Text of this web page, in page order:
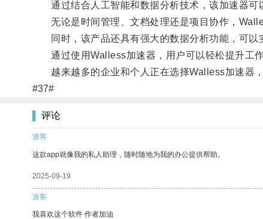
通过结合人工智能和数据分析技术，该加速器可
无论是时间管理、文档处理还是项目协作，
同时，该产品还具有强大的数据分析功能，可以
通过使用Walless加速器，用户可以轻松提升工作
越来越多的企业和个人正在选择Walless加速器，
#37#
评论
游客
这款app就像我的私人助理，随时随地为我的办公提供帮助。
2025-09-19
游客
我喜欢这个软件 作者加油